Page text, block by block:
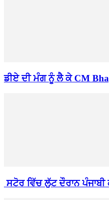
ਡੀਏ ਦੀ ਮੰਗ ਨੂੰ ਲੈ ਕੇ CM
ਸਟੋਰ ਵਿੱਚ ਲੁੱਟ ਦੌਰਾਨ ਪੰਜਾਬੀ